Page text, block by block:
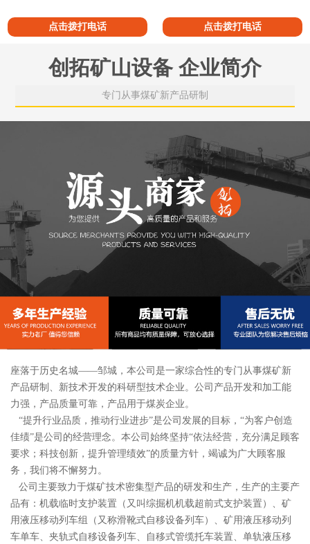
点击拨打电话 点击拨打电话
创拓矿山设备 企业简介
专门从事煤矿新产品研制
座落于历史名城——邹城，本公司是一家综合性的专门从事煤矿新
产品研制、新技术开发的科研型技术企业。公司产品开发和加工能
力强，产品质量可靠，产品用于煤炭企业。
“提升行业品质，推动行业进步”是公司发展的目标，“为客户创造
佳绩”是公司的经营理念。本公司始终坚持“依法经营，充分满足顾客
要求；科技创新，提升管理绩效”的质量方针，竭诚为广大顾客服
务，我们将不懈努力。
公司主要致力于煤矿技术密集型产品的研发和生产，生产的主要产
品有：机载临时支护装置（又叫综掘机机载超前式支护装置）、矿
用液压移动列车组（又称滑靴式自移设备列车）、矿用液压移动列
车单车、夹轨式自移设备列车、自移式管缆托车装置、单轨液压移